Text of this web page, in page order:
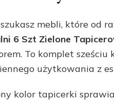
szukasz mebli, które od
6 Szt Zielone
To komplet sześciu
użytkowania z
kolor tapicerki